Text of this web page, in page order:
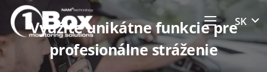
SK
Využite unikátne funkcie pre
profesionálne stráženie